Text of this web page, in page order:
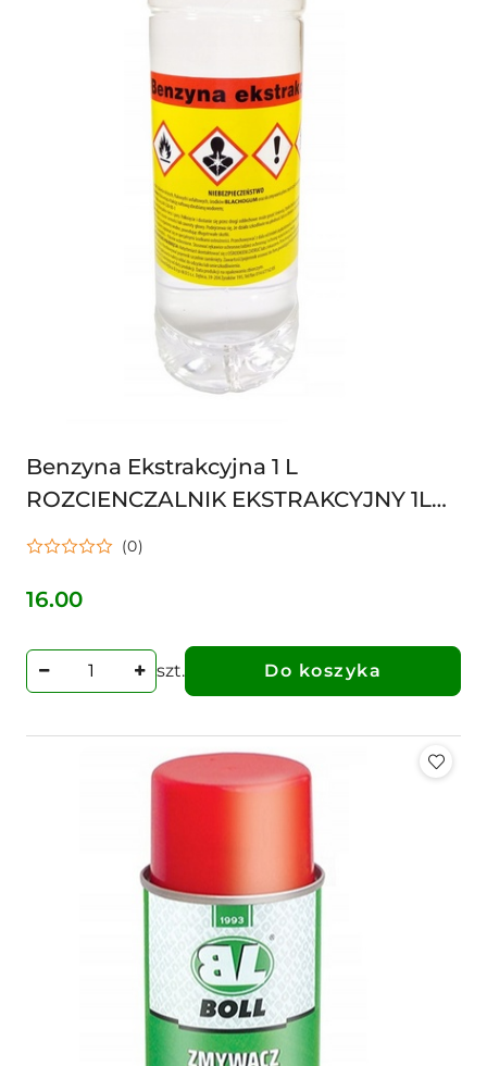
Benzyna Ekstrakcyjna 1 L
ROZCIENCZALNIK EKSTRAKCYJNY 1L
benzyna 27101225 5905933200174
(0)
Cena:
16.00
szt. Do koszyka